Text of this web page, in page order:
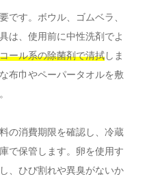
です。ボウル、ゴムベラ、
は、使用前に中性洗剤でよ
ール系の除菌剤で清拭しま
布巾やペーパータオルを敷
の消費期限を確認し、冷蔵
で保管します。卵を使用す
、ひび割れや異臭がないか